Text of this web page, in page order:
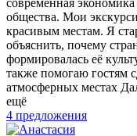
современная
общества. Мои
красивым местам. Я
объяснить, почему
формировалась её
также помогаю гостям
атмосферных местах
ещё
4 предложения